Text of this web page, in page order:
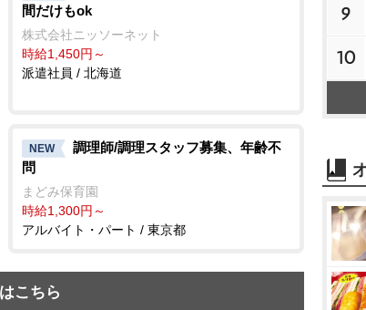
間だけもok
株式会社ニッソーネット
時給1,450円～
派遣社員 / 北海道
NEW
調理師/調理スタッフ募集、年齢不
問
まどみ保育園
時給1,300円～
アルバイト・パート / 東京都
こちら
9
10